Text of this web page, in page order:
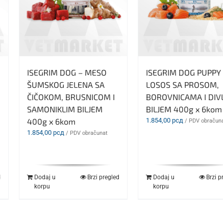
ISEGRIM DOG – MESO
ŠUMSKOG JELENA SA
ČIČOKOM, BRUSNICOM I
SAMONIKLIM BILJEM
400g x 6kom
1.854,00 рсд / PDV obračunat
Dodaj u
korpu
Brzi pregled
ISEGRIM DOG
LOSOS SA PROSOM,
BOROVNICAMA I
BILJEM 400g x 6kom
1.854,00 рсд / PDV
Dodaj u
korpu
Brzi